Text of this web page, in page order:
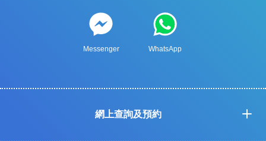
Messenger WhatsApp
網上查詢及預約